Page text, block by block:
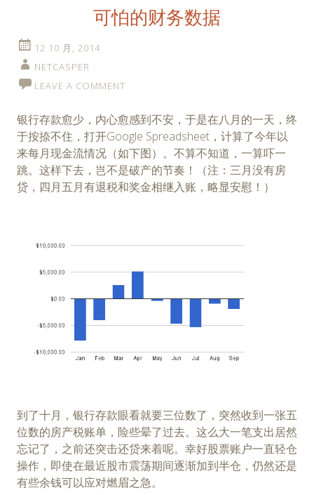
可怕的财务数据
12 10 月, 2014
NETCASPER
LEAVE A COMMENT
银行存款愈少，内心愈感到不安，于是在八月的一天，终
于按捺不住，打开Google Spreadsheet，计算了今年以
来每月现金流情况（如下图）。不算不知道，一算吓一
跳。这样下去，岂不是破产的节奏！（注：三月没有房
贷，四月五月有退税和奖金相继入账，略显安慰！）
到了十月，银行存款眼看就要三位数了，突然收到一张五
位数的房产税账单，险些晕了过去。这么大一笔支出居然
忘记了，之前还突击还贷来着呢。幸好股票账户一直轻仓
操作，即使在最近股市震荡期间逐渐加到半仓，仍然还是
有些余钱可以应对燃眉之急。